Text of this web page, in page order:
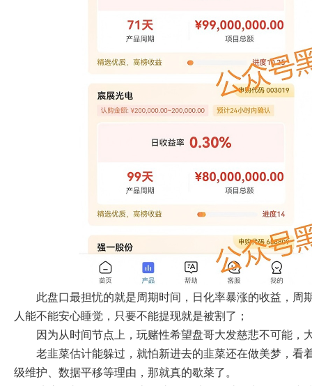
此盘口最担忧的就是周期时间，日化率暴涨的收益，
人能不能安心睡觉，只要不能提现就是被割了；
因为从时间节点上，玩赌性希望盘哥大发慈悲不可能，
老韭菜估计能躲过，就怕新进去的韭菜还在做美梦，
级维护、数据平移等理由，那就真的歇菜了。